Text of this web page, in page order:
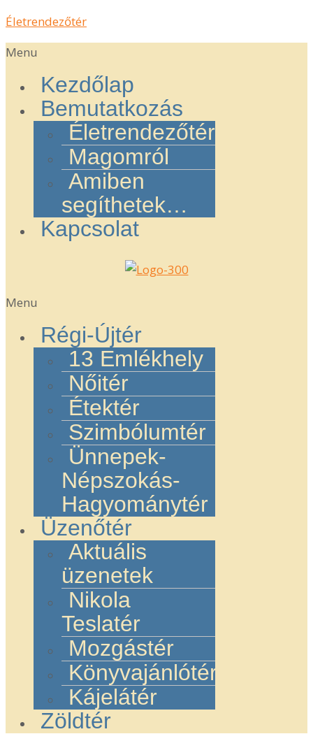
Életrendezőtér
Menu
Kezdőlap
Bemutatkozás
Életrendezőtér
Magomról
Amiben
segíthetek…
Kapcsolat
Menu
Régi-Újtér
13 Emlékhely
Nőitér
Étektér
Szimbólumtér
Ünnepek-
Népszokás-
Hagyománytér
Üzenőtér
Aktuális
üzenetek
Nikola
Teslatér
Mozgástér
Könyvajánlótér
Kájelátér
Zöldtér